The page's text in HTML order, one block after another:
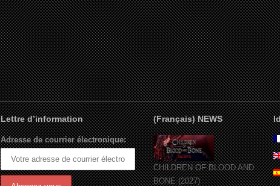
Lettre d’information
Adresse de courrier électronique:
(Français) NEWS
CHILDREN OF BLOOD AND
BONE (2027)